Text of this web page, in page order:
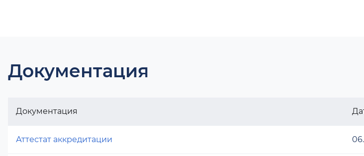
Документация
Документация
Аттестат аккредитации